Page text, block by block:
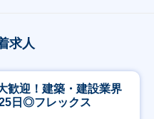
求人
歓迎！建築・建設業界
日◎フレックス